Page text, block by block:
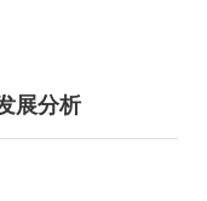
展分析